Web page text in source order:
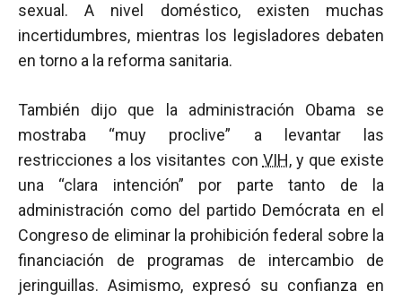
sexual. A nivel doméstico, existen muchas
incertidumbres, mientras los legisladores debaten
en torno a la reforma sanitaria.
También dijo que la administración Obama se
mostraba “muy proclive” a levantar las
restricciones a los visitantes con VIH, y que existe
una “clara intención” por parte tanto de la
administración como del partido Demócrata en el
Congreso de eliminar la prohibición federal sobre la
financiación de programas de intercambio de
jeringuillas. Asimismo, expresó su confianza en